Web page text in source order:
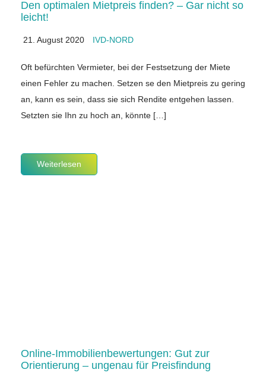
Den optimalen Mietpreis finden? – Gar nicht so
leicht!
21. August 2020 IVD-NORD
Oft befürchten Vermieter, bei der Festsetzung der Miete
einen Fehler zu machen. Setzen se den Mietpreis zu gering
an, kann es sein, dass sie sich Rendite entgehen lassen.
Setzten sie Ihn zu hoch an, könnte […]
Weiterlesen
Online-Immobilienbewertungen: Gut zur
Orientierung – ungenau für Preisfindung